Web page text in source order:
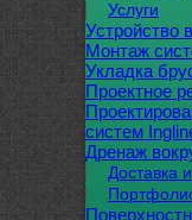
Услуги
Устройство
Монтаж
Укладка
Проектное
систем
Дренаж
Доставка